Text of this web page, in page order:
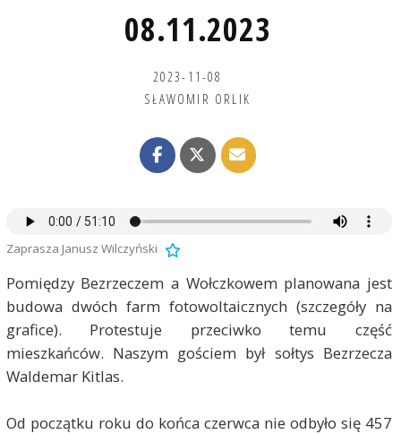
08.11.2023
2023-11-08
SŁAWOMIR ORLIK
Zaprasza Janusz Wilczyński
Pomiędzy Bezrzeczem a Wołczkowem planowana jest
budowa dwóch farm fotowoltaicznych (szczegóły na
grafice). Protestuje przeciwko temu część
mieszkańców. Naszym gościem był sołtys Bezrzecza
Waldemar Kitlas.
Od początku roku do końca czerwca nie odbyło się 457